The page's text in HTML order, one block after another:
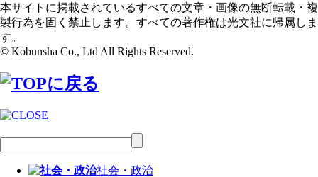
本サイトに掲載されているすべての文章・画像の無断転載・複
製行為を固く禁止します。すべての著作権は光文社に帰属しま
す。
© Kobunsha Co., Ltd All Rights Reserved.
社会・政治